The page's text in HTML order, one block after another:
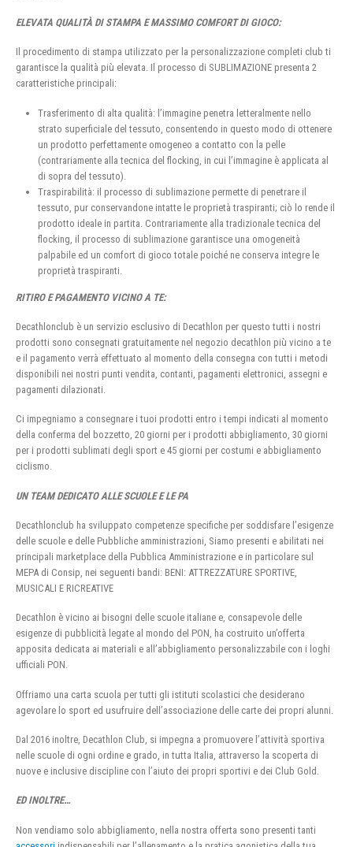
ELEVATA QUALITÀ DI STAMPA E MASSIMO COMFORT DI GIOCO:
Il procedimento di stampa utilizzato per la personalizzazione completi club ti
garantisce la qualità più elevata. Il processo di SUBLIMAZIONE presenta 2
caratteristiche principali:
Trasferimento di alta qualità: l’immagine penetra letteralmente nello
strato superficiale del tessuto, consentendo in questo modo di ottenere
un prodotto perfettamente omogeneo a contatto con la pelle
(contrariamente alla tecnica del flocking, in cui l’immagine è applicata al
di sopra del tessuto).
Traspirabilità: il processo di sublimazione permette di penetrare il
tessuto, pur conservandone intatte le proprietà traspiranti; ciò lo rende il
prodotto ideale in partita. Contrariamente alla tradizionale tecnica del
flocking, il processo di sublimazione garantisce una omogeneità
palpabile ed un comfort di gioco totale poiché ne conserva integre le
proprietà traspiranti.
RITIRO E PAGAMENTO VICINO A TE:
Decathlonclub è un servizio esclusivo di Decathlon per questo tutti i nostri
prodotti sono consegnati gratuitamente nel negozio decathlon più vicino a te
e il pagamento verrà effettuato al momento della consegna con tutti i metodi
disponibili nei nostri punti vendita, contanti, pagamenti elettronici, assegni e
pagamenti dilazionati.
Ci impegniamo a consegnare i tuoi prodotti entro i tempi indicati al momento
della conferma del bozzetto, 20 giorni per i prodotti abbigliamento, 30 giorni
per i prodotti sublimati degli sport e 45 giorni per costumi e abbigliamento
ciclismo.
UN TEAM DEDICATO ALLE SCUOLE E LE PA
Decathlonclub ha sviluppato competenze specifiche per soddisfare l’esigenze
delle scuole e delle Pubbliche amministrazioni, Siamo presenti e abilitati nei
principali marketplace della Pubblica Amministrazione e in particolare sul
MEPA di Consip, nei seguenti bandi: BENI: ATTREZZATURE SPORTIVE,
MUSICALI E RICREATIVE
Decathlon è vicino ai bisogni delle scuole italiane e, consapevole delle
esigenze di pubblicità legate al mondo del PON, ha costruito un’offerta
apposita dedicata ai materiali e all’abbigliamento personalizzabile con i loghi
ufficiali PON.
Offriamo una carta scuola per tutti gli istituti scolastici che desiderano
agevolare lo sport ed usufruire dell’associazione delle carte dei propri alunni.
Dal 2016 inoltre, Decathlon Club, si impegna a promuovere l’attività sportiva
nelle scuole di ogni ordine e grado, in tutta Italia, attraverso la scoperta di
nuove e inclusive discipline con l’aiuto dei propri sportivi e dei Club Gold.
ED INOLTRE…
Non vendiamo solo abbigliamento, nella nostra offerta sono presenti tanti